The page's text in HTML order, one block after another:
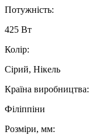
Потужність:
425 Вт
Колір:
Сірий, Нікель
Країна виробництва:
Філіппіни
Розміри, мм: